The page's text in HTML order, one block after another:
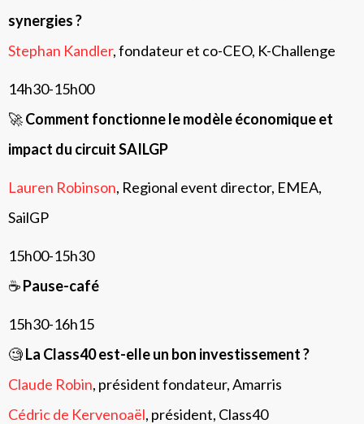
synergies ?
Stephan Kandler, fondateur et co-CEO, K-Challenge
14h30-15h00
🚀Comment fonctionne le modèle économique et
impact du circuit SAILGP
Lauren Robinson, Regional event director, EMEA,
SailGP
15h00-15h30
☕️Pause-café
15h30-16h15
🧐La Class40 est-elle un bon investissement ?
Claude Robin, président fondateur, Amarris
Cédric de Kervenoaël, président, Class40